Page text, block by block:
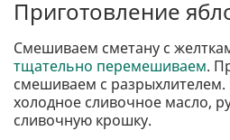
Приготовление
Смешиваем сметану с
тщательно перемешиваем.
смешиваем с
холодное сливочное масло,
сливочную крошку.